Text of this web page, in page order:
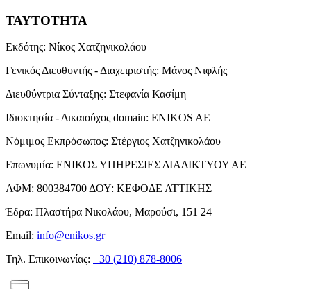
ΤΑΥΤΟΤΗΤΑ
Εκδότης: Νίκος Χατζηνικολάου
Γενικός Διευθυντής - Διαχειριστής: Μάνος Νιφλής
Διευθύντρια Σύνταξης: Στεφανία Κασίμη
Ιδιοκτησία - Δικαιούχος domain: ENIKOS AE
Νόμιμος Εκπρόσωπος: Στέργιος Χατζηνικολάου
Επωνυμία: ΕΝΙΚΟΣ ΥΠΗΡΕΣΙΕΣ ΔΙΑΔΙΚΤΥΟΥ ΑΕ
ΑΦΜ: 800384700 ΔΟΥ: ΚΕΦΟΔΕ ΑΤΤΙΚΗΣ
Έδρα: Πλαστήρα Νικολάου, Μαρούσι, 151 24
Email: info@enikos.gr
Τηλ. Επικοινωνίας: +30 (210) 878-8006